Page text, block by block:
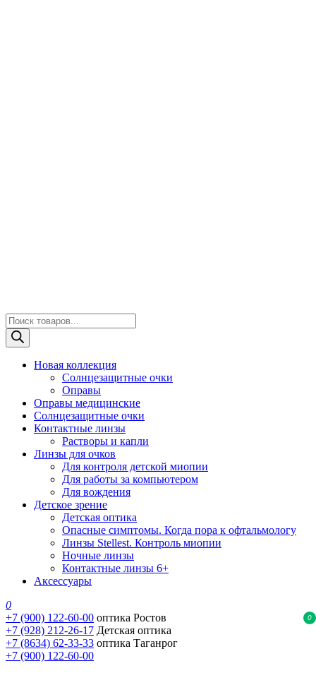
Поиск
товаров
Новая коллекция
Солнцезащитные очки
Оправы
Оправы медицинские
Солнцезащитные очки
Контактные линзы
Растворы и капли
Линзы для очков
Для контроля детской миопии
Для работы за компьютером
Для вождения
Детское зрение
Детская оптика
Опасные симптомы. Когда пора к офтальмологу
Линзы Stellest. Контроль миопии
Ночные линзы
Контактные линзы 6+
Аксессуары
0
0
+7 (900) 122-60-00 оптика Ростов
+7 (928) 212-26-17 Детская оптика
+7 (8634) 62-33-33 оптика Таганрог
+7 (900) 122-60-00